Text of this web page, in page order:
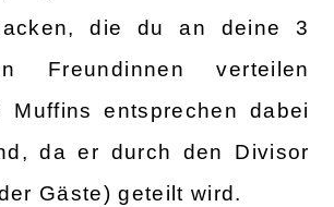
die du an deine 3
Freundinnen verteilen
entsprechen dabei
da er durch den Divisor
Gäste) geteilt wird.